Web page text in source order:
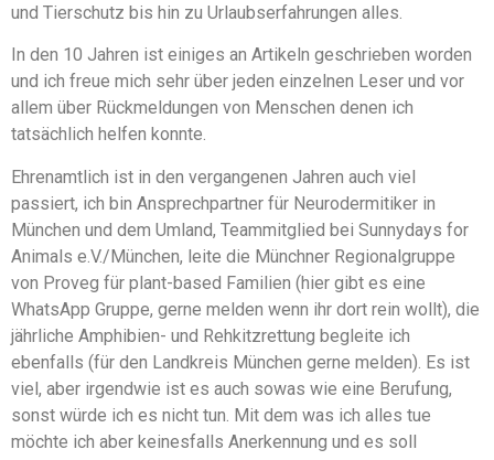
und Tierschutz bis hin zu Urlaubserfahrungen alles.
In den 10 Jahren ist einiges an Artikeln geschrieben worden
und ich freue mich sehr über jeden einzelnen Leser und vor
allem über Rückmeldungen von Menschen denen ich
tatsächlich helfen konnte.
Ehrenamtlich ist in den vergangenen Jahren auch viel
passiert, ich bin Ansprechpartner für Neurodermitiker in
München und dem Umland, Teammitglied bei Sunnydays for
Animals e.V./München, leite die Münchner Regionalgruppe
von Proveg für plant-based Familien (hier gibt es eine
WhatsApp Gruppe, gerne melden wenn ihr dort rein wollt), die
jährliche Amphibien- und Rehkitzrettung begleite ich
ebenfalls (für den Landkreis München gerne melden). Es ist
viel, aber irgendwie ist es auch sowas wie eine Berufung,
sonst würde ich es nicht tun. Mit dem was ich alles tue
möchte ich aber keinesfalls Anerkennung und es soll